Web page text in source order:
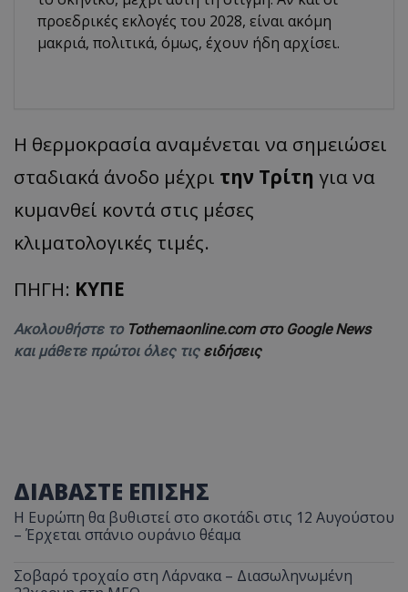
προεδρικές εκλογές του 2028, είναι ακόμη
μακριά, πολιτικά, όμως, έχουν ήδη αρχίσει.
Η θερμοκρασία αναμένεται να σημειώσει
σταδιακά άνοδο μέχρι την Τρίτη για να
κυμανθεί κοντά στις μέσες
κλιματολογικές τιμές.
ΠΗΓΗ: ΚΥΠΕ
Ακολουθήστε το Tothemaonline.com στο Google News
και μάθετε πρώτοι όλες τις ειδήσεις
ΔΙΑΒΑΣΤΕ ΕΠΙΣΗΣ
Η Ευρώπη θα βυθιστεί στο σκοτάδι στις 12 Αυγούστου
– Έρχεται σπάνιο ουράνιο θέαμα
Σοβαρό τροχαίο στη Λάρνακα – Διασωληνωμένη